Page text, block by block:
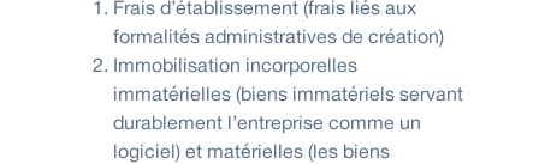
Frais d’établissement (frais liés aux
formalités administratives de création)
Immobilisation incorporelles
immatérielles (biens immatériels servant
durablement l’entreprise comme un
logiciel) et matérielles (les biens